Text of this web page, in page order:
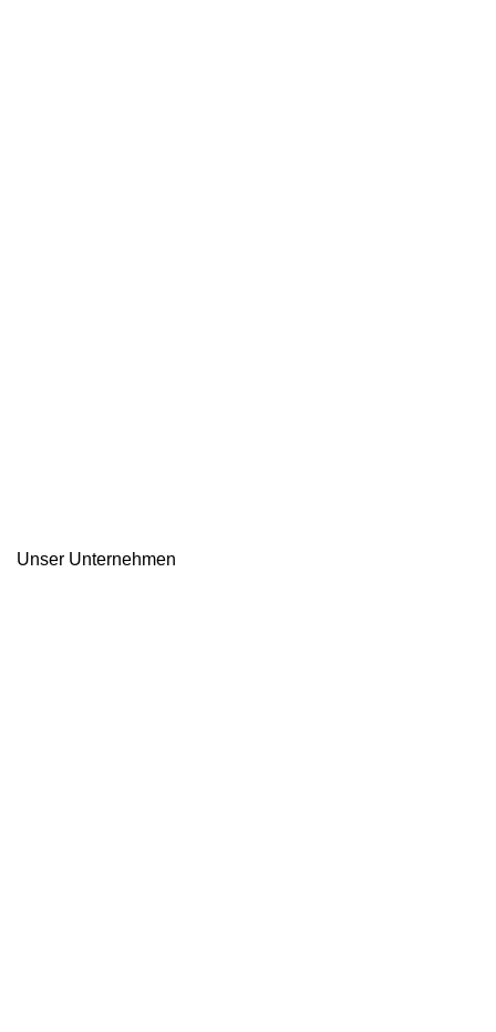
Unser Unternehmen